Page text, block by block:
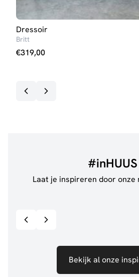
Dressoir
Britt
€319,00
#inHUUS
Laat je inspireren door onze
Bekijk al onze